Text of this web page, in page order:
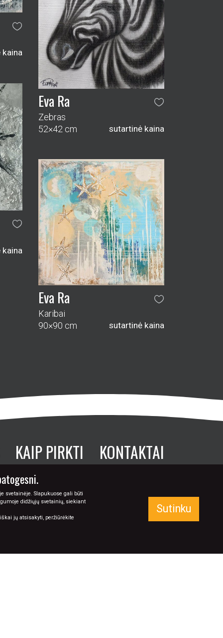
kaina
Eva Ra
Zebras
52×42 cm
sutartinė kaina
Eva Ra
Karibai
90×90 cm
sutartinė kaina
KAIP PIRKTI KONTAKTAI
+370 673 77774
svetainėje. Slapukuose gali būti
didžiųjų svetainių, siekiant
jų atsisakyti, peržiūrėkite
Sutinku